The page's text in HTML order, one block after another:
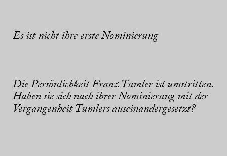
Es ist nicht ihre erste Nominierung
Die Persönlichkeit Franz Tumler ist umstritten.
Haben sie sich nach ihrer Nominierung mit der
Vergangenheit Tumlers auseinandergesetzt?